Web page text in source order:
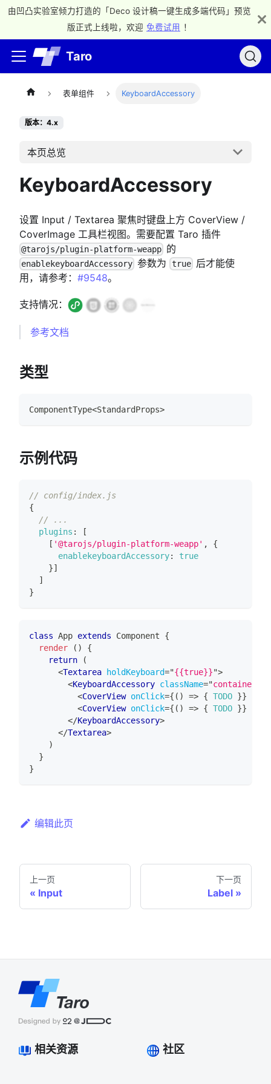
由凹凸实验室倾力打造的「Deco 设计稿一键生成多端代码」预览
版正式上线啦，欢迎 免费试用 ！
Taro
表单组件 KeyboardAccessory
版本：4.x
本页总览
KeyboardAccessory
设置 Input / Textarea 聚焦时键盘上方 CoverView /
CoverImage 工具栏视图。需要配置 Taro 插件
@tarojs/plugin-platform-weapp 的
enablekeyboardAccessory 参数为 true后才能使
用，请参考： #9548。
支持情况：
参考文档
类型
ComponentType<StandardProps>
示例代码
// config/index.js
{
// ...
plugins :
[
[ '@tarojs/plugin-platform-weapp' ,
{
enablekeyboardAccessory:
true
}]
]
}
class App extends Component
{
render
( )
{
return
(
<Textarea holdKeyboard="{{true}}">
<KeyboardAccessory className="container
<CoverView onClick={ ( ) => { TODO }}
<CoverView onClick={ ( ) => { TODO }}
</KeyboardAccessory>
</Textarea>
)
}
}
编辑此页
上一页
Input
下一页
Label
相关资源 社区